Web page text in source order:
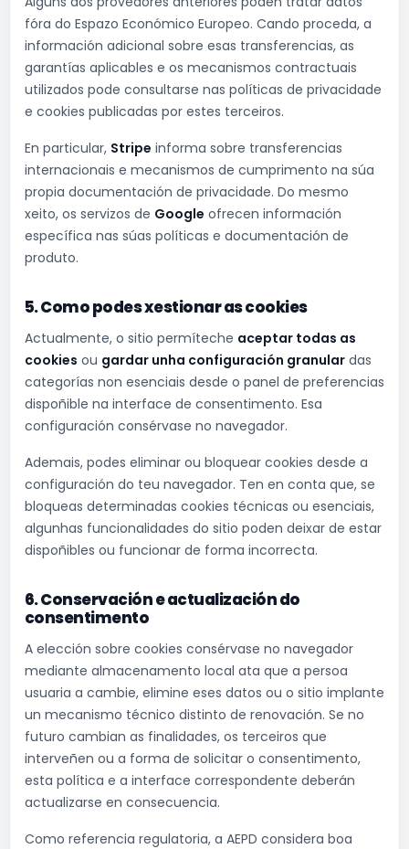
fóra do Espazo Económico Europeo. Cando proceda, a
información adicional sobre esas transferencias, as
garantías aplicables e os mecanismos contractuais
utilizados pode consultarse nas políticas de privacidade
e cookies publicadas por estes terceiros.
En particular, Stripe informa sobre transferencias
internacionais e mecanismos de cumprimento na súa
propia documentación de privacidade. Do mesmo
xeito, os servizos de Google ofrecen información
específica nas súas políticas e documentación de
produto.
5. Como podes xestionar as cookies
Actualmente, o sitio permíteche aceptar todas as
cookies ou gardar unha configuración granular das
categorías non esenciais desde o panel de preferencias
dispoñible na interface de consentimento. Esa
configuración consérvase no navegador.
Ademais, podes eliminar ou bloquear cookies desde a
configuración do teu navegador. Ten en conta que, se
bloqueas determinadas cookies técnicas ou esenciais,
algunhas funcionalidades do sitio poden deixar de estar
dispoñibles ou funcionar de forma incorrecta.
6. Conservación e actualización do
consentimento
A elección sobre cookies consérvase no navegador
mediante almacenamento local ata que a persoa
usuaria a cambie, elimine eses datos ou o sitio implante
un mecanismo técnico distinto de renovación. Se no
futuro cambian as finalidades, os terceiros que
interveñen ou a forma de solicitar o consentimento,
esta política e a interface correspondente deberán
actualizarse en consecuencia.
Como referencia regulatoria, a AEPD considera boa